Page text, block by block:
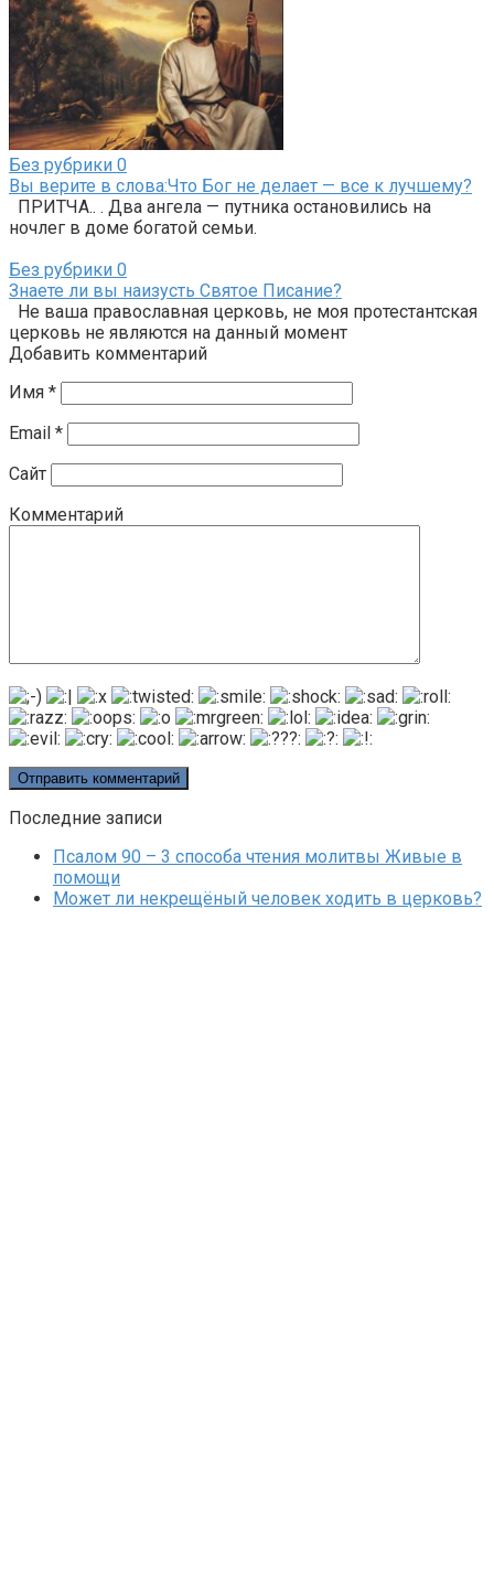
Без рубрики 0
Вы верите в слова:Что Бог не делает — все к лучшему?
ПРИТЧА.. . Два ангела — путника остановились на
ночлег в доме богатой семьи.
Без рубрики 0
Знаете ли вы наизусть Святое Писание?
Не ваша православная церковь, не моя протестантская
церковь не являются на данный момент
Добавить комментарий
Имя *
Email *
Сайт
Комментарий
Последние записи
Псалом 90 – 3 способа чтения молитвы Живые в
помощи
Может ли некрещёный человек ходить в церковь?